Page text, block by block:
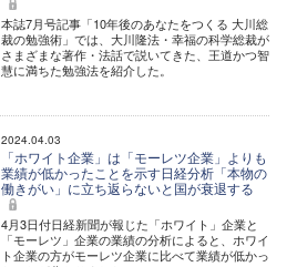
本誌7月号記事「10年後のあなたをつくる 大川総
裁の勉強術」では、大川隆法・幸福の科学総裁が
さまざまな著作・法話で説いてきた、王道かつ智
慧に満ちた勉強法を紹介した。
2024.04.03
「ホワイト企業」は「モーレツ企業」よりも
業績が低かったことを示す日経分析「本物の
働きがい」に立ち返らないと国が衰退する
4月3日付日経新聞が報じた「ホワイト」企業と
「モーレツ」企業の業績の分析によると、ホワイ
ト企業の方がモーレツ企業に比べて業績が低かっ